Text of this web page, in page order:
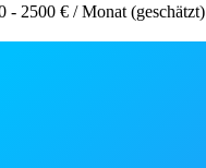
- 2500 € / Monat (geschätzt)